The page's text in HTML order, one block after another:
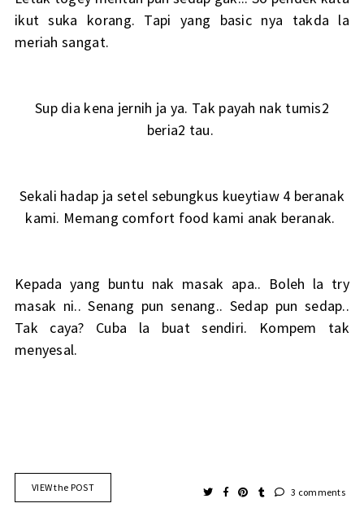
ikut suka korang. Tapi yang basic nya takda la
meriah sangat.
Sup dia kena jernih ja ya. Tak payah nak tumis2
beria2 tau.
Sekali hadap ja setel sebungkus kueytiaw 4 beranak
kami. Memang comfort food kami anak beranak.
Kepada yang buntu nak masak apa.. Boleh la try
masak ni.. Senang pun senang.. Sedap pun sedap..
Tak caya? Cuba la buat sendiri. Kompem tak
menyesal.
VIEW the POST 3 comments